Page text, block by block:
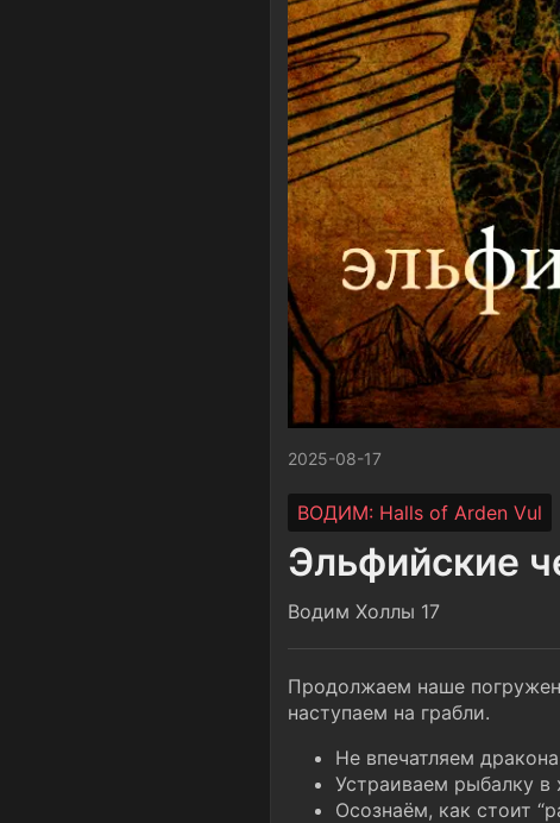
2025-08-17
ВОДИМ: Halls of Arden Vul
Эльфийские
Водим Холлы 17
Продолжаем наше
наступаем на грабли.
Не впечатляем
Устраиваем рыбалку в
Осознаём, как стоит